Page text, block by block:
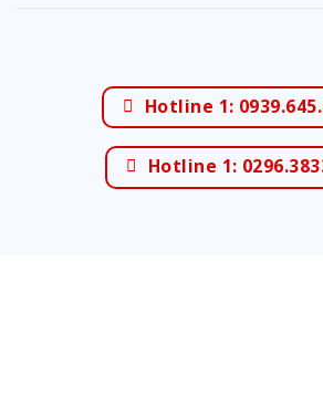
Hotline 1:
Hotline 1: